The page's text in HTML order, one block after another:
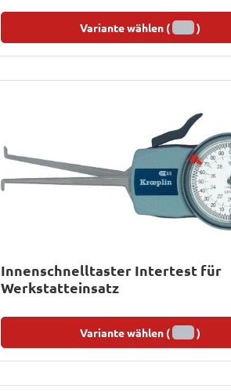
Variante wählen ( )
Innenschnelltaster Intertest für
Werkstatteinsatz
Variante wählen ( )